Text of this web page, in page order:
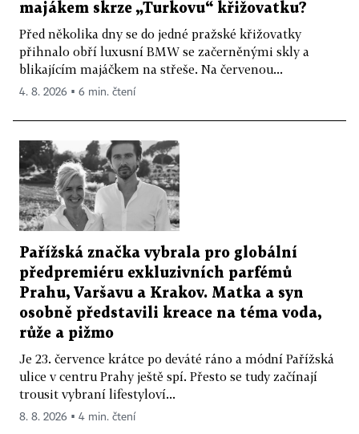
majákem skrze „Turkovu“ křižovatku?
Před několika dny se do jedné pražské křižovatky
přihnalo obří luxusní BMW se začerněnými skly a
blikajícím majáčkem na střeše. Na červenou...
4. 8. 2026 ▪ 6 min. čtení
Pařížská značka vybrala pro globální
předpremiéru exkluzivních parfémů
Prahu, Varšavu a Krakov. Matka a syn
osobně představili kreace na téma voda,
růže a pižmo
Je 23. července krátce po deváté ráno a módní Pařížská
ulice v centru Prahy ještě spí. Přesto se tudy začínají
trousit vybraní lifestyloví...
8. 8. 2026 ▪ 4 min. čtení